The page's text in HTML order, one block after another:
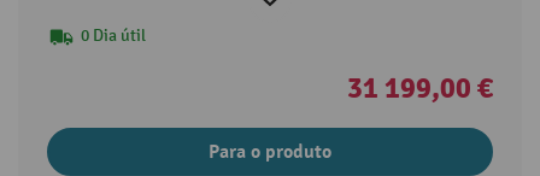
0 Dia útil
31 199,00 €
Para o produto